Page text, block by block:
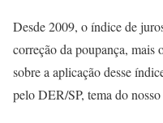
Desde 2009, o índice de
correção da poupança, mais
sobre a aplicação desse
pelo DER/SP, tema do